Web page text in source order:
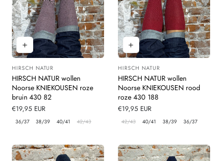
Leverancier:
HIRSCH NATUR
HIRSCH NATUR wollen
Noorse KNIEKOUSEN roze
bruin 430 82
Normale
prijs
€19,95 EUR
36/37 38/39 40/41 42/43
Leverancier:
HIRSCH NATUR
HIRSCH NATUR wollen
Noorse KNIEKOUSEN rood
roze 430 188
Normale
prijs
€19,95 EUR
42/43 40/41 38/39 36/37